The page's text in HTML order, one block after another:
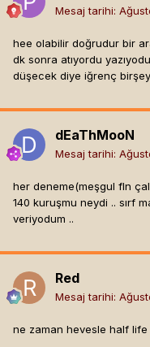
Mesaj tarihi:
hee olabilir doğrudur bir
dk sonra atıyordu
düşecek diye iğrenç
dEaThMooN
Mesaj tarihi:
her deneme(meşgul fln
140 kuruşmu neydi .. sırf
veriyodum ..
Red
Mesaj tarihi:
ne zaman hevesle half life